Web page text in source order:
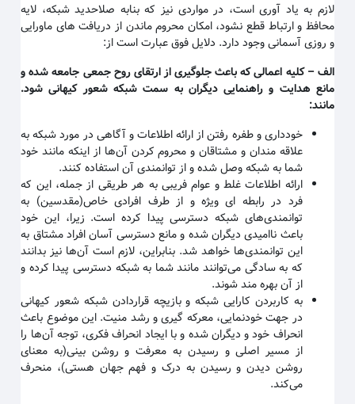
لازم به یاد آوری است، در مواردی نیز که بنابه صلاحدید شبکه، لایه
محافظ و ارتباط قطع نشود، امکان محروم ماندن از دریافت های ماورایی
و روزی آسمانی وجود دارد. دلایل فوق عبارت است از:
الف– کلیه اعمالی که باعث جلوگیری از ارتقای روح جمعی جامعه شده و
مانع هدایت و راهنمایی دیگران به سمت شبکه شعور کیهانی شود.
مانند:
خودداری و طفره رفتن از ارائه اطلاعات و آگاهی در مورد شبکه به
علاقه مندان و مشتاقان و محروم کردن آن‌ها از اینکه مانند خود
شما به شبکه وصل شده و از توانمندی آن استفاده کنند.
ارائه اطلاعات غلط و عوام فریبی به هر طریقی از جمله، این که
فرد در رابطه ای ویژه و از طرف افرادی خاص(مقدسین) به
توانمندی‌های شبکه دسترسی پیدا کرده است. زیرا، این خود
باعث ناامیدی دیگران شده و مانع دسترسی آسان افراد مشتاق به
این توانمندی‌ها خواهد شد. بنابراین، لازم است آن‌ها نیز بدانند
که به سادگی می‌توانند مانند شما به شبکه دسترسی پیدا کرده و
از آن بهره مند شوند.
به کاربردن کارایی شبکه و بازیچه قراردادن شبکه شعور کیهانی
در جهت خودنمایی، معرکه گیری و رشد منیت. این موضوع باعث
انحراف خود و دیگران شده و با ایجاد انحراف فکری، توجه آن‌ها را
از مسیر اصلی و رسیدن به معرفت و روشن بینی(به معنای
روشن دیدن و رسیدن به درک و فهم جهان هستی)، منحرف
می‌کند.